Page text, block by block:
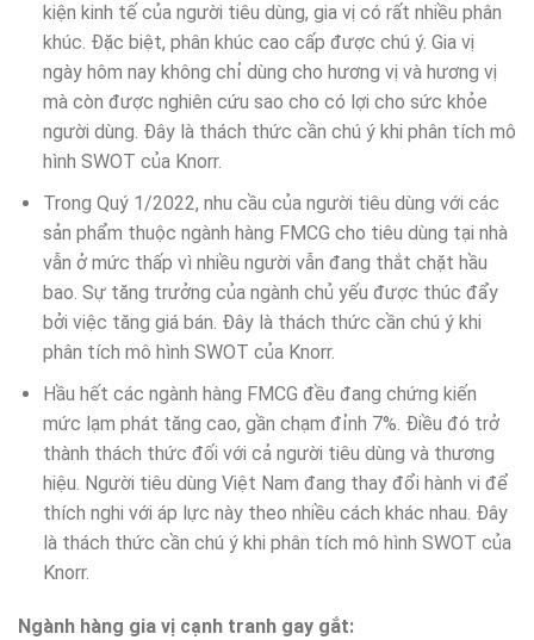
kiện kinh tế của người tiêu dùng, gia vị có rất nhiều phân
khúc. Đặc biệt, phân khúc cao cấp được chú ý. Gia vị
ngày hôm nay không chỉ dùng cho hương vị và hương vị
mà còn được nghiên cứu sao cho có lợi cho sức khỏe
người dùng. Đây là thách thức cần chú ý khi phân tích mô
hình SWOT của Knorr.
Trong Quý 1/2022, nhu cầu của người tiêu dùng với các
sản phẩm thuộc ngành hàng FMCG cho tiêu dùng tại nhà
vẫn ở mức thấp vì nhiều người vẫn đang thắt chặt hầu
bao. Sự tăng trưởng của ngành chủ yếu được thúc đẩy
bởi việc tăng giá bán. Đây là thách thức cần chú ý khi
phân tích mô hình SWOT của Knorr.
Hầu hết các ngành hàng FMCG đều đang chứng kiến
mức lạm phát tăng cao, gần chạm đỉnh 7%. Điều đó trở
thành thách thức đối với cả người tiêu dùng và thương
hiệu. Người tiêu dùng Việt Nam đang thay đổi hành vi để
thích nghi với áp lực này theo nhiều cách khác nhau. Đây
là thách thức cần chú ý khi phân tích mô hình SWOT của
Knorr.
Ngành hàng gia vị cạnh tranh gay gắt: